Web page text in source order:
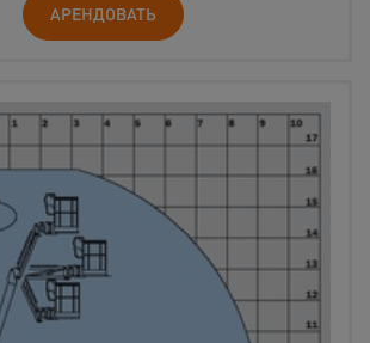
АРЕНДОВАТЬ